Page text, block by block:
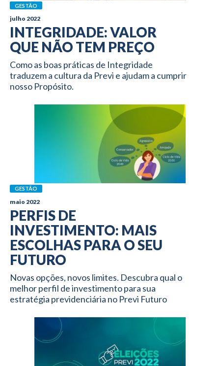
GESTÃO
julho 2022
INTEGRIDADE: VALOR
QUE NÃO TEM PREÇO
Como as boas práticas de Integridade
traduzem a cultura da Previ e ajudam a cumprir
nosso Propósito.
GESTÃO
maio 2022
PERFIS DE
INVESTIMENTO: MAIS
ESCOLHAS PARA O SEU
FUTURO
Novas opções, novos limites. Descubra qual o
melhor perfil de investimento para sua
estratégia previdenciária no Previ Futuro